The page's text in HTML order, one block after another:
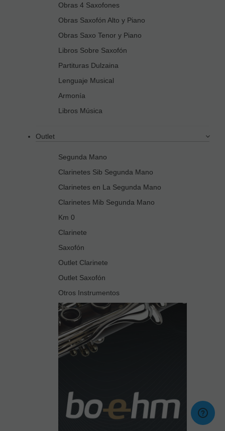
Obras 4 Saxofones
Obras Saxofón Alto y Piano
Obras Saxo Tenor y Piano
Libros Sobre Saxofón
Partituras Dulzaina
Lenguaje Musical
Armonía
Libros Música
Outlet
Segunda Mano
Clarinetes Sib Segunda Mano
Clarinetes en La Segunda Mano
Clarinetes Mib Segunda Mano
Km 0
Clarinete
Saxofón
Outlet Clarinete
Outlet Saxofón
Otros Instrumentos